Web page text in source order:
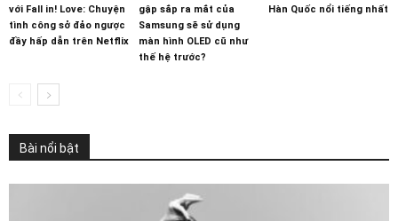
với Fall in! Love: Chuyện
tình công sở đảo ngược
đầy hấp dẫn trên Netflix
gập sắp ra mắt của
Samsung sẽ sử dụng
màn hình OLED cũ như
thế hệ trước?
Hàn Quốc nổi tiếng nhất
Bài nổi bật